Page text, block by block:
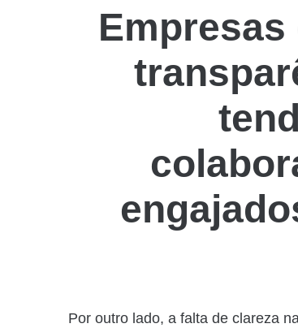
Por outro lado, a falta de clareza